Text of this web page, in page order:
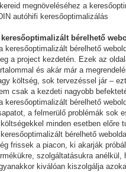
megnöveléséhez a
autóhifi keresőoptimalizálás
bérelhető
keresőoptimalizált bérelhető
a project kezdetén. Ezek az
és akár már a
költség, sok tervezéssel jár –
csak a kezdeti nagyobb
keresőoptimalizált bérelhető
a felmerülő problémák sok
minden esetben előre
bérelhető
frissek a piacon, ki akarják
szolgáltatásukra anélkül,
kiválóan kiszolgálja